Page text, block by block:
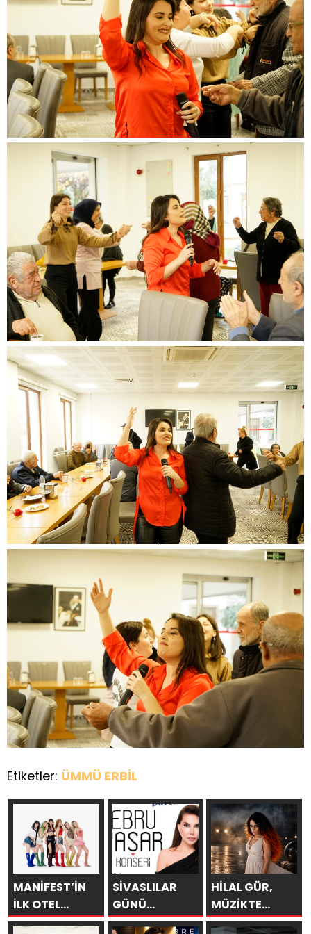
Etiketler: ÜMMÜ ERBİL
MANİFEST’İN
İLK OTEL
KONSERİ 7
SİVASLILAR
GÜNÜ
KUTLAMALARINDA
HİLAL GÜR,
MÜZİKTE
YARAYI